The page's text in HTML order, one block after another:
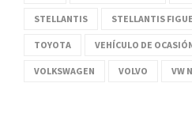
STELLANTIS STELLANTIS
TOYOTA VEHÍCULO DE
VOLKSWAGEN VOLVO VW